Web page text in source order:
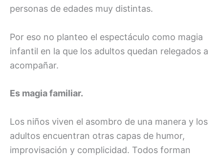
personas de edades muy distintas.
Por eso no planteo el espectáculo como magia
infantil en la que los adultos quedan relegados a
acompañar.
Es magia familiar.
Los niños viven el asombro de una manera y los
adultos encuentran otras capas de humor,
improvisación y complicidad. Todos forman